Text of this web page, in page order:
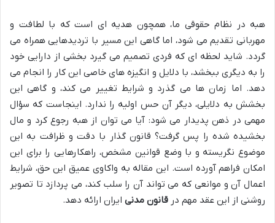
هبه در نظام حقوقی ما، همچون هدیه ای است که با لطافت و
مهربانی تقدیم می شود، اما گاهی این مسیر با تردیدهایی همراه می
گردد. شاید لحظه ای که فردی تصمیم می گیرد بخشی از دارایی خود
را به دیگری ببخشد، با دلایل و انگیزه های خاصی این کار را انجام می
دهد. اما زمان ها می گذرد و شرایط تغییر می کند، و گاهی این
بخشش به دلایلی، دیگر آن حس اولیه را ندارد. اینجاست که سؤال
مهمی در ذهن پدیدار می شود: آیا می توان از هبه رجوع کرد و مال
بخشیده شده را پس گرفت؟ قانون گذار با دقت و ظرافت به این
موضوع نگریسته و با وضع قوانین مشخص، راهکارهایی را برای این
امکان فراهم آورده است. این مقاله به واکاوی عمیق این حق، شرایط
اعمال آن و موانعی که می تواند آن را سلب کند، می پردازد تا تصویر
روشنی از این عقد مهم در قانون مدنی ایران ارائه دهد.